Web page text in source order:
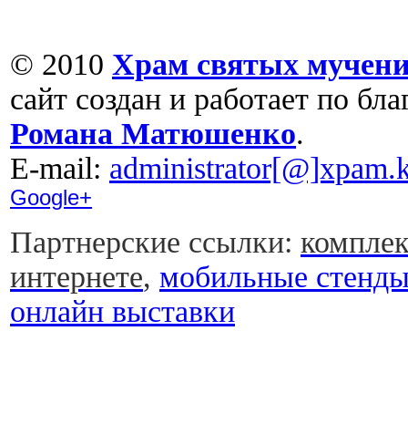
© 2010 Храм святых
сайт создан и работает по
Романа Матюшенко.
Е-mail:
Google+
Партнерские ссылки:
интернете, мобильные
онлайн выставки